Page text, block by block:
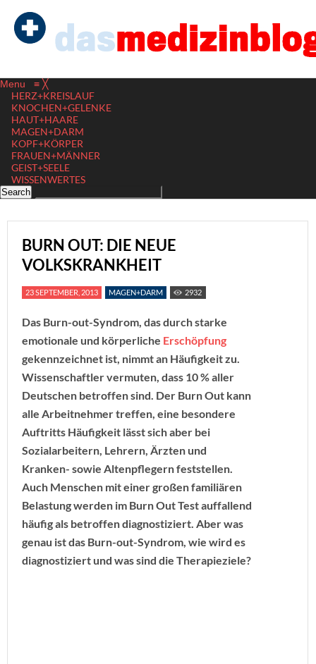
Menu ≡ ╳
HERZ+KREISLAUF
KNOCHEN+GELENKE
HAUT+HAARE
MAGEN+DARM
KOPF+KÖRPER
FRAUEN+MÄNNER
GEIST+SEELE
WISSENWERTES
BURN OUT: DIE NEUE
VOLKSKRANKHEIT
23 SEPTEMBER, 2013 MAGEN+DARM 2932
Das Burn-out-Syndrom, das durch starke
emotionale und körperliche Erschöpfung
gekennzeichnet ist, nimmt an Häufigkeit zu.
Wissenschaftler vermuten, dass 10 % aller
Deutschen betroffen sind. Der Burn Out kann
alle Arbeitnehmer treffen, eine besondere
Auftritts Häufigkeit lässt sich aber bei
Sozialarbeitern, Lehrern, Ärzten und
Kranken- sowie Altenpflegern feststellen.
Auch Menschen mit einer großen familiären
Belastung werden im Burn Out Test auffallend
häufig als betroffen diagnostiziert. Aber was
genau ist das Burn-out-Syndrom, wie wird es
diagnostiziert und was sind die Therapieziele?